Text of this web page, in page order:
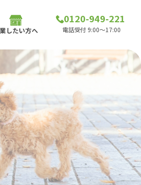
したい方へ
0120-949-221
電話受付 9:00～17:00